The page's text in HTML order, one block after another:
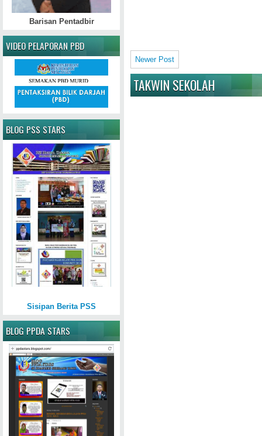
Newer Post
TAKWIN SEKOLAH
Barisan Pentadbir
VIDEO PELAPORAN PBD
BLOG PSS STARS
Sisipan Berita PSS
BLOG PPDA STARS